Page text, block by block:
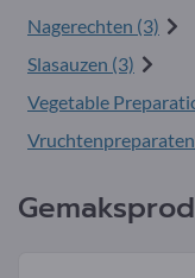
Nagerechten (3)
Slasauzen (3)
Vegetable